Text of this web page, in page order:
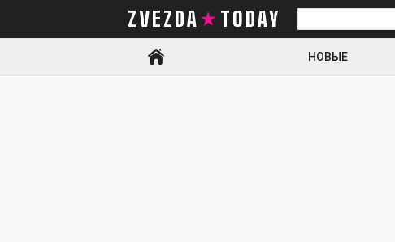
ZVEZDA TODAY
Искать
НОВЫЕ